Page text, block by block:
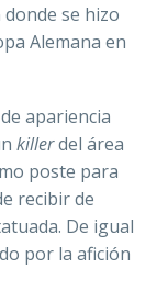
se hizo
Alemana en
de apariencia
killerdel área
poste para
recibir de
De igual
por la afición